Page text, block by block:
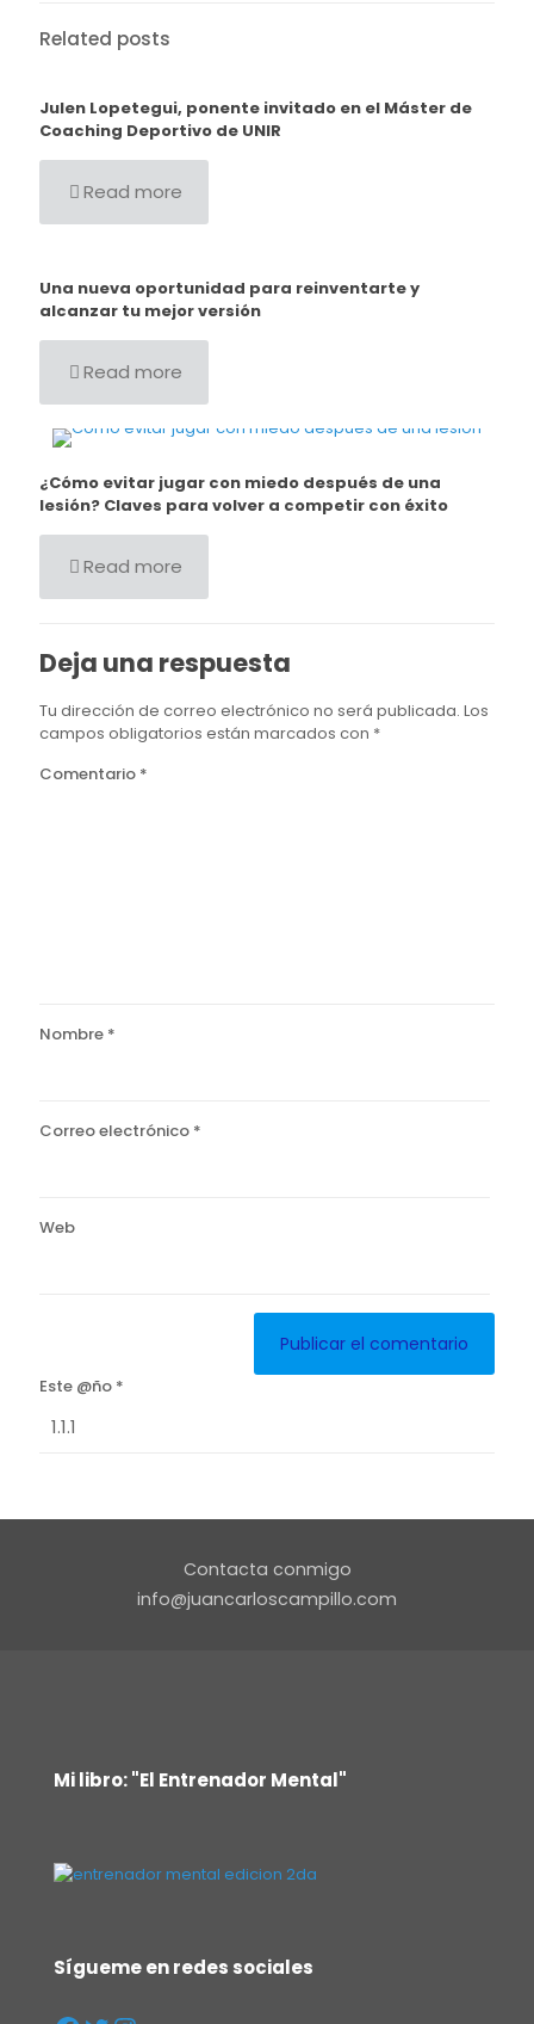
Related posts
Julen Lopetegui, ponente invitado en el Máster de
Coaching Deportivo de UNIR
Read more
Una nueva oportunidad para reinventarte y
alcanzar tu mejor versión
Read more
¿Cómo evitar jugar con miedo después de una
lesión? Claves para volver a competir con éxito
Read more
Deja una respuesta
Tu dirección de correo electrónico no será publicada. Los
campos obligatorios están marcados con *
Comentario *
Nombre *
Correo electrónico *
Web
Este @ño *
Contacta conmigo
info@juancarloscampillo.com
Mi libro: "El Entrenador Mental"
Sígueme en redes sociales